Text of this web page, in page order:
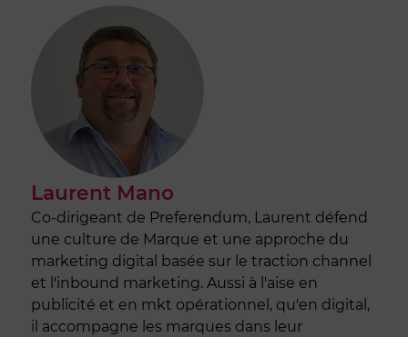
Laurent Mano
Co-dirigeant de Preferendum, Laurent défend
une culture de Marque et une approche du
marketing digital basée sur le traction channel
et l'inbound marketing. Aussi à l'aise en
publicité et en mkt opérationnel, qu'en digital,
il accompagne les marques dans leur